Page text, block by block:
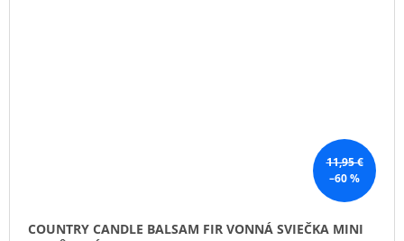
11,95 €
–60 %
COUNTRY CANDLE BALSAM FIR VONNÁ SVIEČKA MINI